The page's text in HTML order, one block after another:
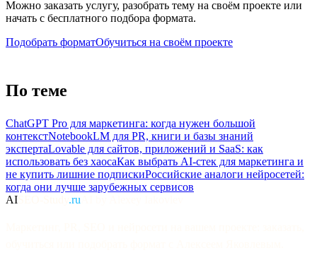
Можно заказать услугу, разобрать тему на своём проекте или
начать с бесплатного подбора формата.
Подобрать форматОбучиться на своём проекте
По теме
ChatGPT Pro для маркетинга: когда нужен большой
контекстNotebookLM для PR, книги и базы знаний
экспертаLovable для сайтов, приложений и SaaS: как
использовать без хаосаКак выбрать AI-стек для маркетинга и
не купить лишние подпискиРоссийские аналоги нейросетей:
когда они лучше зарубежных сервисов
AI
.ru